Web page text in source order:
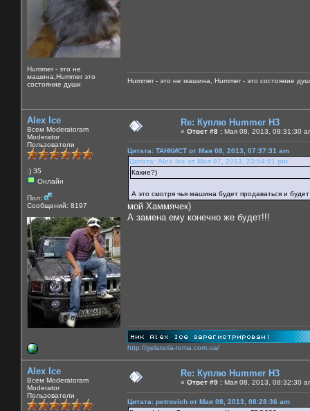
Hummer - это не
машина,Hummer это
состояние души
Hummer - это не машина, Hummer - это состояние
Alex Ice
Всем Moderatoram
Moderator
Пользователи
:) 35
Онлайн
Пол:
Сообщений: 8197
Re: Куплю Hummer H3
« Ответ #8 : Мая 08, 2013, 08:31:30
Цитата: ТАНКИСТ от Мая 08, 2013, 07:37:31 am
Цитата: Alex Ice от Мая 07, 2013, 23:54:01 pm
Какие?)
А это смотря чья машина будет продаваться и
мой Хаммячек)
А замена ему конечно же будет!!!
http://gelateria-roma.com.ua/
Alex Ice
Всем Moderatoram
Moderator
Пользователи
Re: Куплю Hummer H3
« Ответ #9 : Мая 08, 2013, 08:32:30
Цитата: petrovich от Мая 08, 2013, 08:28:36 am